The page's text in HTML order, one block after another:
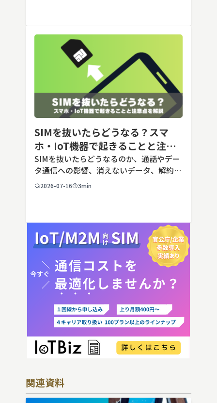
SIMを抜いたらどうなる？スマ
ホ・IoT機器で起きることと注意
点を解説
SIMを抜いたらどうなるのか、通話やデー
タ通信への影響、消えないデータ、解約や
端末譲渡時の注意点を整理。さらに法人・
2026-07-16 3min
関連資料